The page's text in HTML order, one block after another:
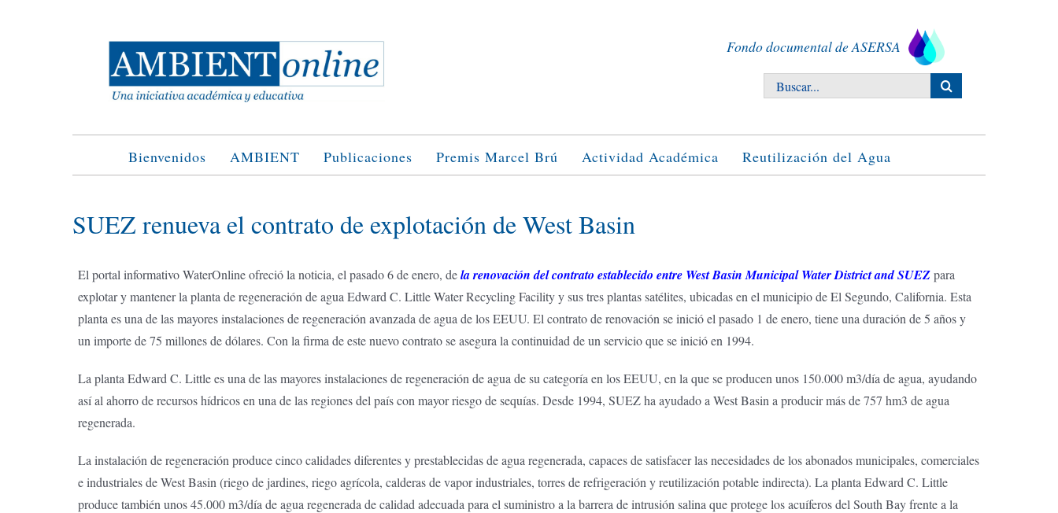
Fondo documental de ASERSA
Buscar:
Bienvenidos AMBIENT Publicaciones Premis Marcel Brú Actividad Académica Reutilización del Agua
SUEZ renueva el contrato de explotación de West Basin
El portal informativo WaterOnline ofreció la noticia, el pasado 6 de enero, dela renovación del contrato establecido entre West Basin Municipal Water District and SUEZpara
explotar y mantener la planta de regeneración de agua Edward C. Little Water Recycling Facility y sus tres plantas satélites, ubicadas en el municipio de El Segundo, California. Esta
planta es una de las mayores instalaciones de regeneración avanzada de agua de los EEUU. El contrato de renovación se inició el pasado 1 de enero, tiene una duración de 5 años y
un importe de 75 millones de dólares. Con la firma de este nuevo contrato se asegura la continuidad de un servicio que se inició en 1994.
La planta Edward C. Little es una de las mayores instalaciones de regeneración de agua de su categoría en los EEUU, en la que se producen unos 150.000 m3/día de agua, ayudando
así al ahorro de recursos hídricos en una de las regiones del país con mayor riesgo de sequías. Desde 1994, SUEZ ha ayudado a West Basin a producir más de 757 hm3 de agua
regenerada.
La instalación de regeneración produce cinco calidades diferentes y prestablecidas de agua regenerada, capaces de satisfacer las necesidades de los abonados municipales, comerciales
e industriales de West Basin (riego de jardines, riego agrícola, calderas de vapor industriales, torres de refrigeración y reutilización potable indirecta). La planta Edward C. Little
produce también unos 45.000 m3/día de agua regenerada de calidad adecuada para el suministro a la barrera de intrusión salina que protege los acuíferos del South Bay frente a la